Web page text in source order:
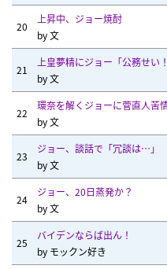
20
上昇中、ジョー焼酎
by文
21
上皇夢精にジョー「公務せい！
by文
22
環奈を解くジョーに菅直人苦
by文
23
ジョー、談話で「冗談は…」
by文
24
ジョー、20日蒸発か？
by文
25
バイデンならば出ん！
by モックン好き